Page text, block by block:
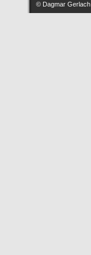
© Dagmar Gerlach